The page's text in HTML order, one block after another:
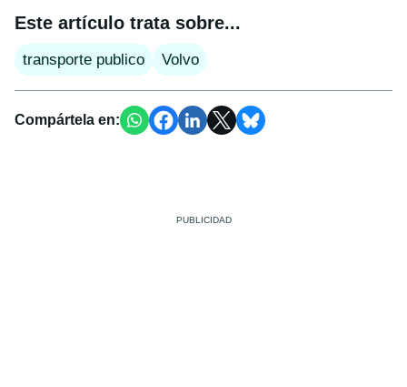
Este artículo trata sobre...
transporte publico Volvo
Compártela en: